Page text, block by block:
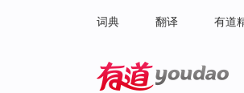
词典 翻译 有道